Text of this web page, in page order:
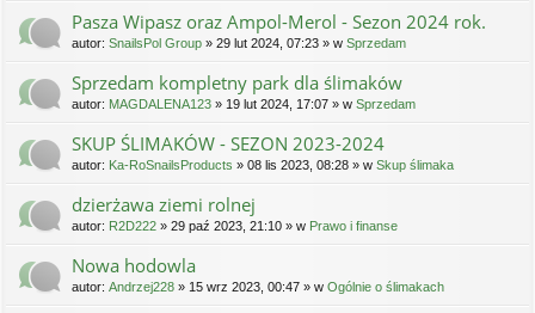
Pasza Wipasz oraz Ampol-Merol - Sezon 2024 rok.
autor: SnailsPol Group » 29 lut 2024, 07:23 » w Sprzedam
Sprzedam kompletny park dla ślimaków
autor: MAGDALENA123 » 19 lut 2024, 17:07 » w Sprzedam
SKUP ŚLIMAKÓW - SEZON 2023-2024
autor: Ka-RoSnailsProducts » 08 lis 2023, 08:28 » w Skup ślimaka
dzierżawa ziemi rolnej
autor: R2D222 » 29 paź 2023, 21:10 » w Prawo i finanse
Nowa hodowla
autor: Andrzej228 » 15 wrz 2023, 00:47 » w Ogólnie o ślimakach